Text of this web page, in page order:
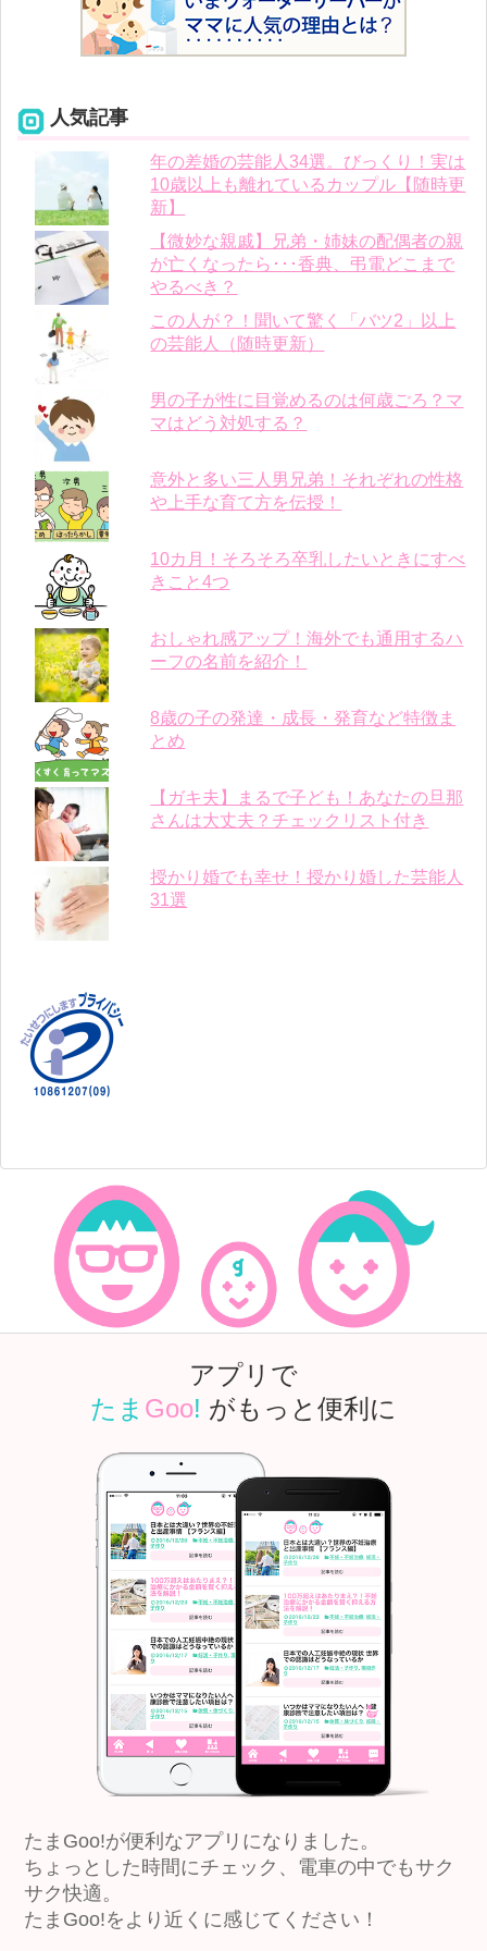
人気記事
年の差婚の芸能人34選。びっくり！実は
10歳以上も離れているカップル【随時更
新】
【微妙な親戚】兄弟・姉妹の配偶者の親
が亡くなったら･･･香典、弔電どこまで
やるべき？
この人が？！聞いて驚く「バツ2」以上
の芸能人（随時更新）
男の子が性に目覚めるのは何歳ごろ？マ
マはどう対処する？
意外と多い三人男兄弟！それぞれの性格
や上手な育て方を伝授！
10カ月！そろそろ卒乳したいときにすべ
きこと4つ
おしゃれ感アップ！海外でも通用するハ
ーフの名前を紹介！
8歳の子の発達・成長・発育など特徴ま
とめ
【ガキ夫】まるで子ども！あなたの旦那
さんは大丈夫？チェックリスト付き
授かり婚でも幸せ！授かり婚した芸能人
31選
アプリで
たま Goo! がもっと便利に
たまGoo!が便利なアプリになりました。
ちょっとした時間にチェック、電車の中でもサク
サク快適。
たまGoo!をより近くに感じてください！